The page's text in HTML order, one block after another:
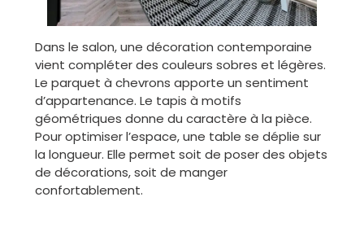
Dans le salon, une décoration contemporaine
vient compléter des couleurs sobres et légères.
Le parquet à chevrons apporte un sentiment
d’appartenance. Le tapis à motifs
géométriques donne du caractère à la pièce.
Pour optimiser l’espace, une table se déplie sur
la longueur. Elle permet soit de poser des objets
de décorations, soit de manger
confortablement.